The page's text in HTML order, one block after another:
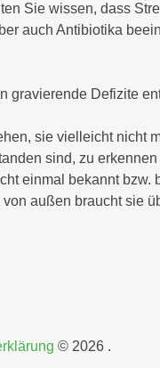
Sie wissen, dass
auch Antibiotika
gravierende Defizite
sie vielleicht nicht
sind, zu
einmal bekannt
außen braucht sie
© 2026